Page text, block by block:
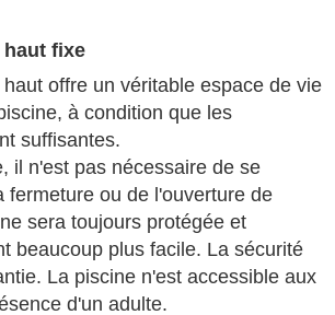
fixe
offre un véritable espace de vie
à condition que les
suffisantes.
il n'est pas nécessaire de se
fermeture ou de l'ouverture de
sera toujours protégée et
beaucoup plus facile. La sécurité
La piscine n'est accessible aux
d'un adulte.